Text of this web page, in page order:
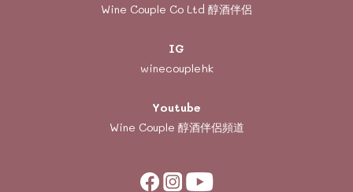
Wine Couple Co Ltd 醇酒伴侶
IG
winecouplehk
Youtube
Wine Couple 醇酒伴侶頻道